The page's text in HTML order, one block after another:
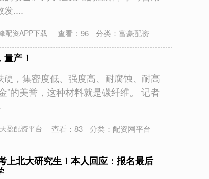
发....
配资APP下载 查看： 96 分类： 富豪配资
产！
，集密度低、强度高、耐腐蚀、耐高
”的美誉，这种材料就是碳纤维。 记者
盈配资平台 查看： 83 分类： 配资网平台
上北大研究生！本人回应：报名最后